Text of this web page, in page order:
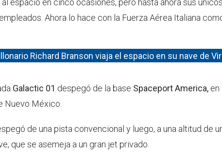
Ahora lo hace con la Fuerza Aérea Italiana
Richard Branson viaja el espacio en su nave de
Galactic 01 despegó de la base Spaceport America, en
Nuevo México.
de una pista convencional y luego, a una altitud de
que se asemeja a un gran jet privado.